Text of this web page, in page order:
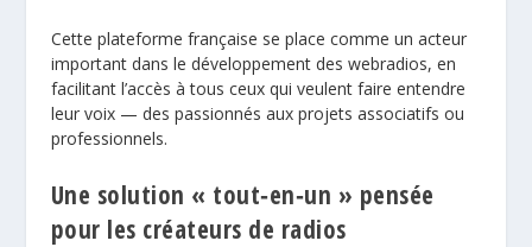
Cette plateforme française se place comme un acteur
important dans le développement des webradios, en
facilitant l’accès à tous ceux qui veulent faire entendre
leur voix — des passionnés aux projets associatifs ou
professionnels.
Une solution « tout‑en‑un » pensée
pour les créateurs de radios